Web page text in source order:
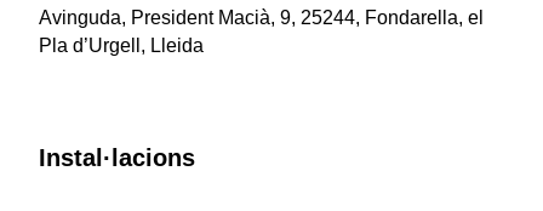
Avinguda, President Macià, 9, 25244, Fondarella, el
Pla d’Urgell, Lleida
Instal·lacions